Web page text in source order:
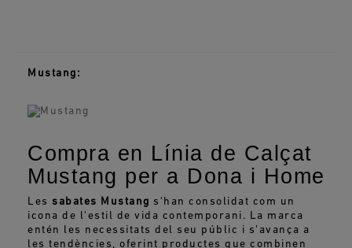
Mustang:
Compra en Línia de Calçat
Mustang per a Dona i Home
Les sabates Mustang s'han consolidat com un
icona de l'estil de vida contemporani. La marca
entén les necessitats del seu públic i s'avança a
les tendències, oferint productes que combinen